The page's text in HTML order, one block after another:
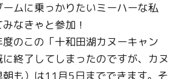
ムに乗っかりたいミーハーな私
なきゃと参加！
のこの「十和田湖カヌーキャン
終了してしまったのですが、カヌ
朝も）は11月5日までできます。そ